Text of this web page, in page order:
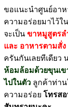
ขอแนะนำศูนย์อาห
ความอร่อยมาไว้ใ
จะเป็น ขาหมูสูตรล
และ อาหารตามสั่
ครันกันเลยทีเดียว
ห้อมล้อมด้วยขุนเ
ไปในตัว ลูกค้าท่าน
ความอร่อย โทรสอ